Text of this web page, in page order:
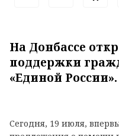
На Донбассе
поддержки
«Единой России».
Сегодня, 19 июля,